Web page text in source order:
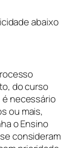
abaixo
do curso
necessário
ou mais,
o Ensino
consideram